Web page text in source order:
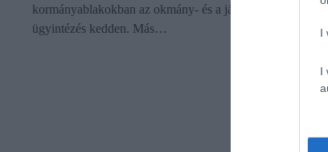
I
I
kormányablakokban az okmány- és a járműügyekben
ügyintézés kedden. Más…